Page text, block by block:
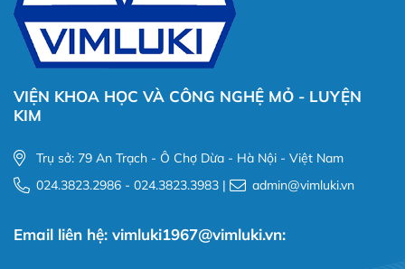
VIỆN KHOA HỌC VÀ CÔNG NGHỆ MỎ - LUYỆN
KIM
Trụ sở: 79 An Trạch - Ô Chợ Dừa - Hà Nội - Việt Nam
024.3823.2986 - 024.3823.3983 |
admin@vimluki.vn
Email liên hệ: vimluki1967@vimluki.vn: